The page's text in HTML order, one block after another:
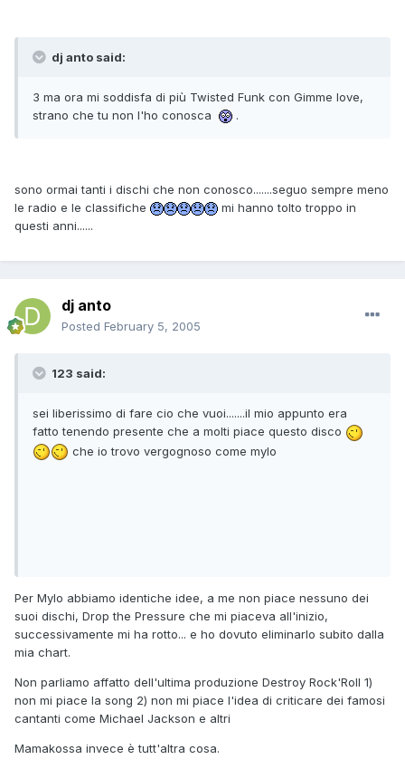
dj anto said:
3 ma ora mi soddisfa di più Twisted Funk con Gimme love,
strano che tu non l'ho conosca
.
sono ormai tanti i dischi che non conosco.......seguo sempre meno
le radio e le classifiche
mi hanno tolto troppo in
questi anni......
dj anto
Posted February 5, 2005
123 said:
sei liberissimo di fare cio che vuoi.......il mio appunto era
fatto tenendo presente che a molti piace questo disco
che io trovo vergognoso come mylo
Per Mylo abbiamo identiche idee, a me non piace nessuno dei
suoi dischi, Drop the Pressure che mi piaceva all'inizio,
successivamente mi ha rotto... e ho dovuto eliminarlo subito dalla
mia chart.
Non parliamo affatto dell'ultima produzione Destroy Rock'Roll 1)
non mi piace la song 2) non mi piace l'idea di criticare dei famosi
cantanti come Michael Jackson e altri
Mamakossa invece è tutt'altra cosa.